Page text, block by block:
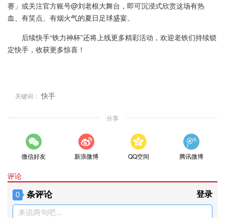
赛」或关注官方账号@刘老根大舞台，即可沉浸式欣赏这场有热
血、有笑点、有烟火气的夏日足球盛宴。
后续快手“铁力神杯”还将上线更多精彩活动，欢迎老铁们持续锁
定快手，收获更多惊喜！
关键词： 快手
分享
微信好友 新浪微博 QQ空间 腾讯微博
评论
0 条评论 登录
来说两句吧...